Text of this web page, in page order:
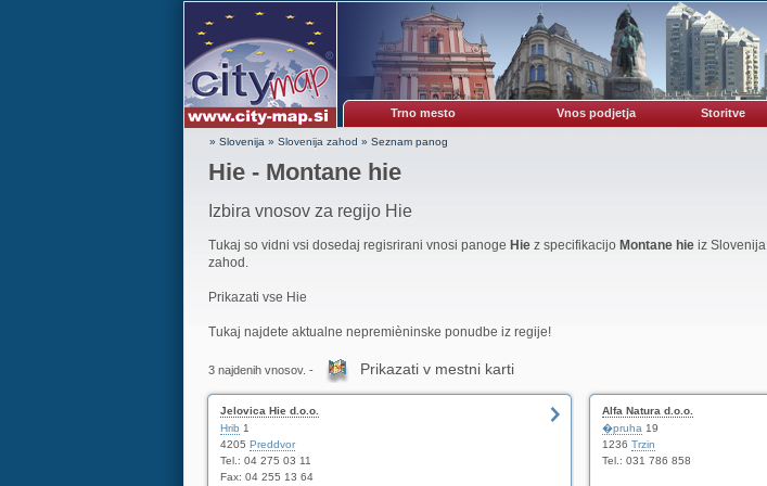
Trno mesto Vnos podjetja Storitve
» Slovenija » Slovenija zahod » Seznam panog
Hie - Montane hie
Izbira vnosov za regijo Hie
Tukaj so vidni vsi dosedaj regisrirani vnosi panoge Hiez specifikacijo Montane hieiz Slovenija
zahod.
Prikazati vse Hie
Tukaj najdete aktualne nepremièninske ponudbe iz regije!
3 najdenih vnosov. - Prikazati v mestni karti
Jelovica Hie d.o.o.
Hrib 1
4205 Preddvor
Tel.: 04 275 03 11
Fax: 04 255 13 64
Alfa Natura d.o.o.
�pruha 19
1236 Trzin
Tel.: 031 786 858